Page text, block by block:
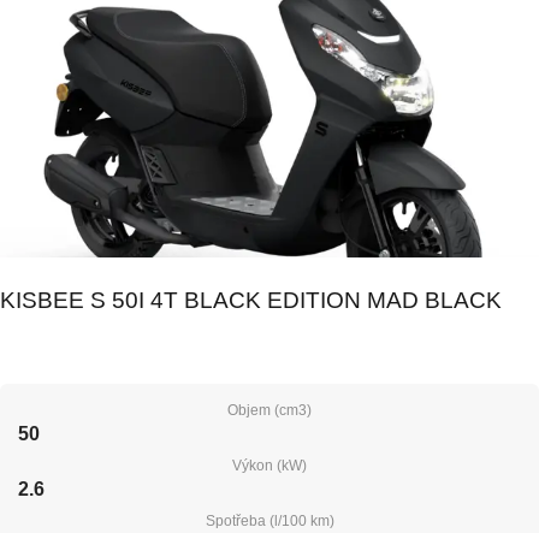
KISBEE S 50I 4T BLACK EDITION MAD BLACK
Objem (cm3)
50
Výkon (kW)
2.6
Spotřeba (l/100 km)